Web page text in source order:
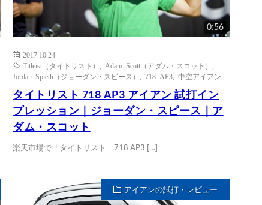
0:56
2017.10.24
Titleist（タイトリスト）
Adam Scott（アダム・スコット）
Jordan Spieth（ジョーダン・スピース）
,718 AP3 ,中空アイアン
タイトリスト 718 AP3 アイアン 試打イン
プレッション｜ジョーダン・スピース｜ア
ダム・スコット
楽天市場で「タイトリスト｜718 AP3 […]
アイアンの試打・レビュー